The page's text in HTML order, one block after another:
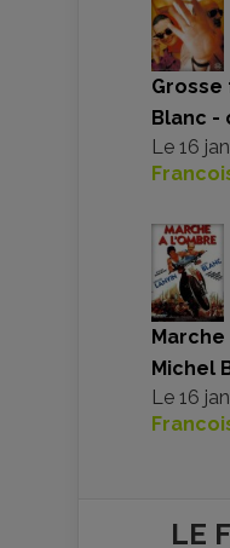
Grosse
Blanc -
Le 16
Marche
Michel
Le 16
LE